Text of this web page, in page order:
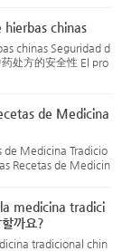
hierbas chinas
chinas Seguridad d
处方的安全性 El pro
de Medicina
de Medicina Tradicio
Recetas de Medicin
medicina tradici
까요?
tradicional chin